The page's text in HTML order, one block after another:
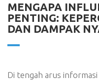
MENGAPA
PENTING:
DAN DAMPAK
Di tengah arus